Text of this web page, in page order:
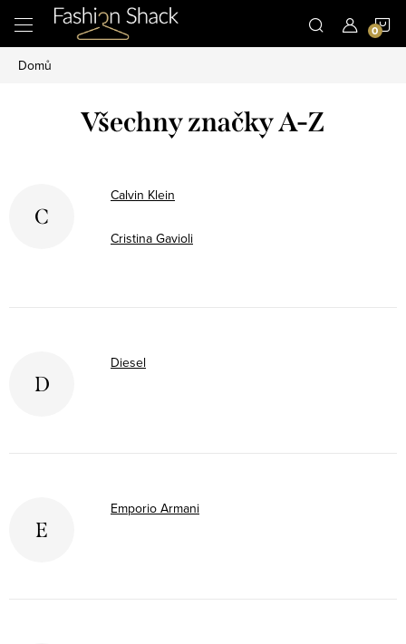
obsah
Domů
Všechny značky A-Z
C
Calvin Klein
Cristina Gavioli
D
Diesel
E
Emporio Armani